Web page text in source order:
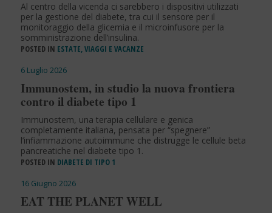
Al centro della vicenda ci sarebbero i dispositivi utilizzati
per la gestione del diabete, tra cui il sensore per il
monitoraggio della glicemia e il microinfusore per la
somministrazione dell’insulina.
POSTED IN ESTATE, VIAGGI E VACANZE
6 Luglio 2026
Immunostem, in studio la nuova frontiera
contro il diabete tipo 1
Immunostem, una terapia cellulare e genica
completamente italiana, pensata per “spegnere”
l’infiammazione autoimmune che distrugge le cellule beta
pancreatiche nel diabete tipo 1.
POSTED IN DIABETE DI TIPO 1
16 Giugno 2026
EAT THE PLANET WELL